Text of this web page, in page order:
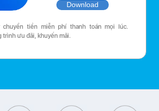
Download
chuyển tiền miễn phí thanh toán mọi lúc.
trình ưu đãi, khuyến mãi.